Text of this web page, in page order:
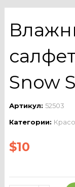
Snow
Артикул: 52503
Категории:
$10